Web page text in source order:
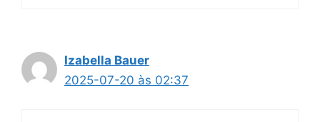
Izabella Bauer
2025-07-20 às 02:37